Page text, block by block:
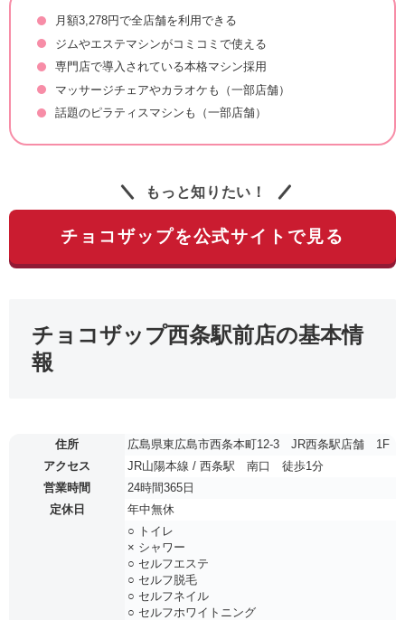
月額3,278円で全店舗を利用できる
ジムやエステマシンがコミコミで使える
専門店で導入されている本格マシン採用
マッサージチェアやカラオケも（一部店舗）
話題のピラティスマシンも（一部店舗）
もっと知りたい！
チョコザップを公式サイトで見る
チョコザップ西条駅前店の基本情
報
住所
広島県東広島市西条本町12-3 JR西条駅店舗 1F
アクセス
JR山陽本線 / 西条駅 南口 徒歩1分
営業時間
24時間365日
定休日
年中無休
○ トイレ
× シャワー
○ セルフエステ
○ セルフ脱毛
○ セルフネイル
○ セルフホワイトニング